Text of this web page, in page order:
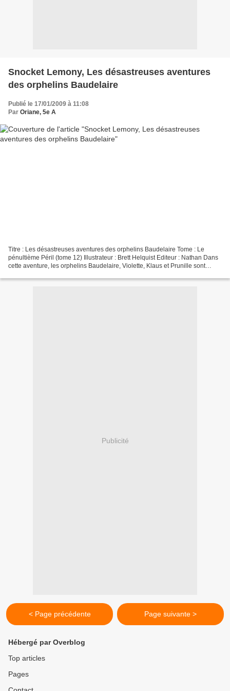
Snocket Lemony, Les désastreuses aventures
des orphelins Baudelaire
Publié le 17/01/2009 à 11:08
Par Oriane, 5e A
Titre : Les désastreuses aventures des orphelins Baudelaire Tome : Le
pénultième Péril (tome 12) Illustrateur : Brett Helquist Editeur : Nathan Dans
cette aventure, les orphelins Baudelaire, Violette, Klaus et Prunille sont
Publicité
< Page précédente Page suivante >
Hébergé par Overblog
Top articles
Pages